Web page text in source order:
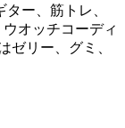
ー、筋トレ、
オッチコーディ
ゼリー、グミ、